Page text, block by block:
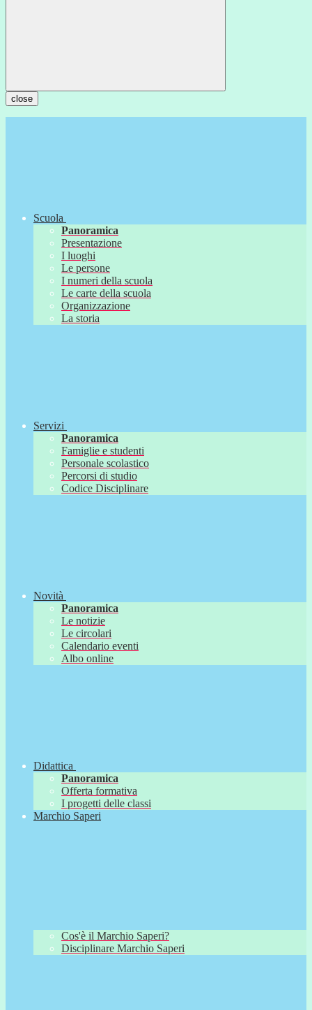
close
Scuola
Panoramica
Presentazione
I luoghi
Le persone
I numeri della scuola
Le carte della scuola
Organizzazione
La storia
Servizi
Panoramica
Famiglie e studenti
Personale scolastico
Percorsi di studio
Codice Disciplinare
Novità
Panoramica
Le notizie
Le circolari
Calendario eventi
Albo online
Didattica
Panoramica
Offerta formativa
I progetti delle classi
Marchio Saperi
Cos'è il Marchio Saperi?
Disciplinare Marchio Saperi